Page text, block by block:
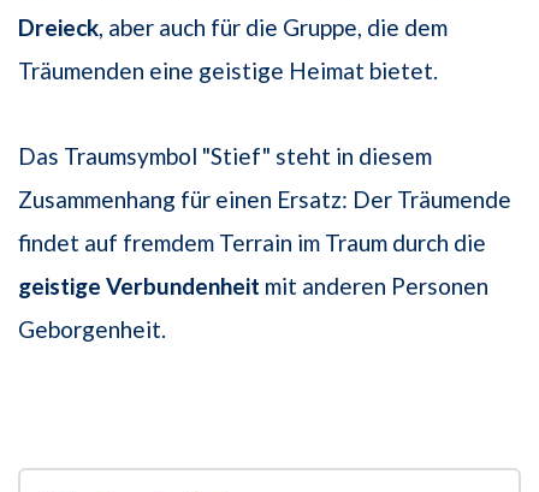
Dreieck, aber auch für die Gruppe, die dem
Träumenden eine geistige Heimat bietet.
Das Traumsymbol "Stief" steht in diesem
Zusammenhang für einen Ersatz: Der Träumende
findet auf fremdem Terrain im Traum durch die
geistige Verbundenheit mit anderen Personen
Geborgenheit.